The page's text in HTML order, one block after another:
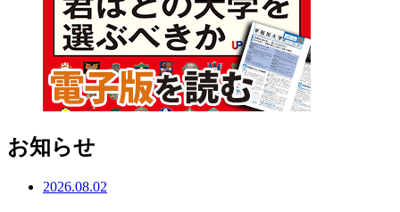
お知らせ
2026.08.02